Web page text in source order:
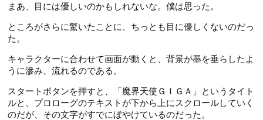
まあ、目には優しいのかもしれないな。僕は思った。
ところがさらに驚いたことに、ちっとも目に優しくないのだっ
た。
キャラクターに合わせて画面が動くと、背景が墨を垂らしたよ
うに滲み、流れるのである。
スタートボタンを押すと、「魔界天使ＧＩＧＡ」というタイト
ルと、プロローグのテキストが下から上にスクロールしていく
のだが、その文字がすでにぼやけているのだった。